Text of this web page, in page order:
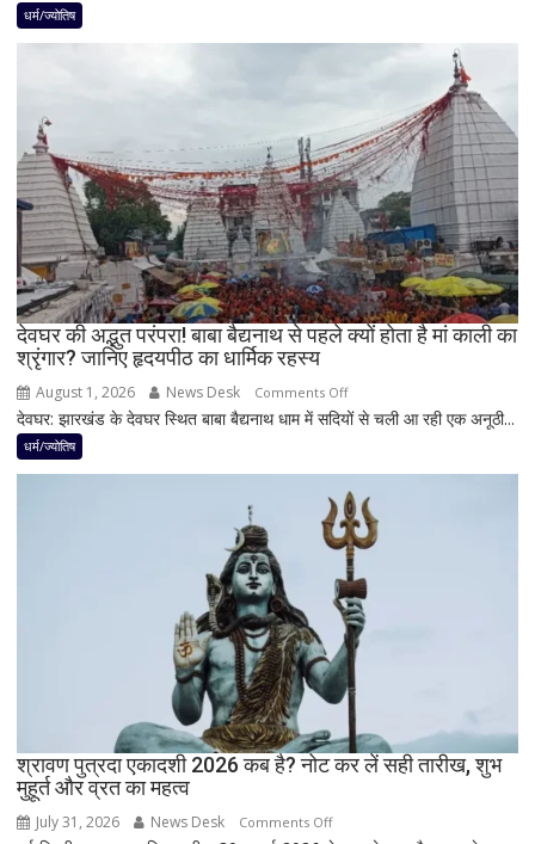
योग
से
पहले
जान
लें
ये
4
अहम
नियम,
मानी
शिव
की
पूजा
धर्म/ज्योतिष
देवघर की अद्भुत परंपरा! बाबा बैद्यनाथ से पहले क्यों होता है मां काली का
श्रृंगार? जानिए हृदयपीठ का धार्मिक रहस्य
August 1, 2026 News Desk Comments Offon
देवघर
परंपरा!
बाबा
बैद्यनाथ
से
पहले
क्यों
होता
है
मां
काली
का
हृदयपीठ
देवघर: झारखंड के देवघर स्थित बाबा बैद्यनाथ धाम में सदियों से चली आ रही एक अनूठी...
धर्म/ज्योतिष
श्रावण पुत्रदा एकादशी 2026 कब है? नोट कर लें सही तारीख, शुभ
मुहूर्त और व्रत का महत्व
July 31, 2026 News Desk Comments Offon